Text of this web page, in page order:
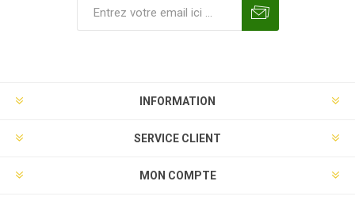
INFORMATION
SERVICE CLIENT
MON COMPTE